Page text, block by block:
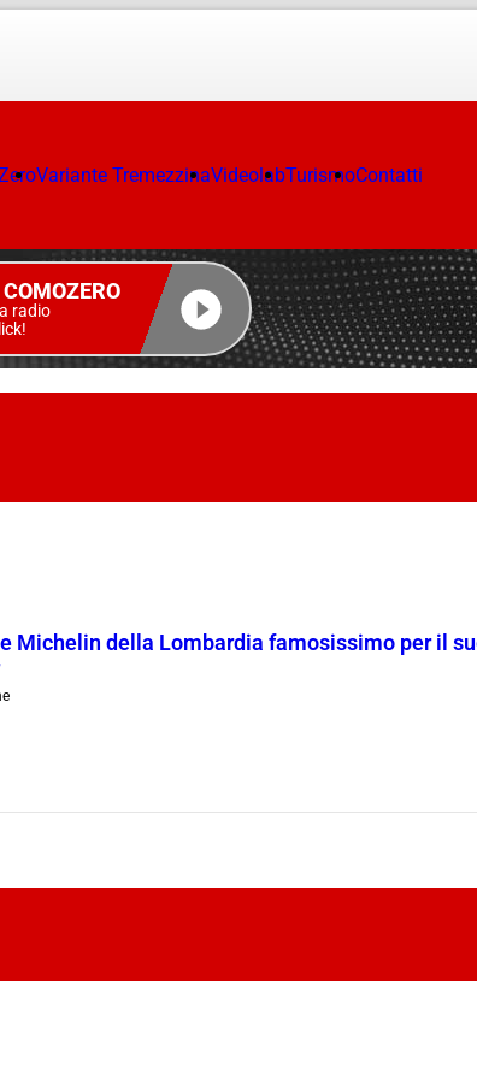
Variante TremezzinaVideolabTurismoContatti
radio
Michelin della Lombardia famosissimo per il